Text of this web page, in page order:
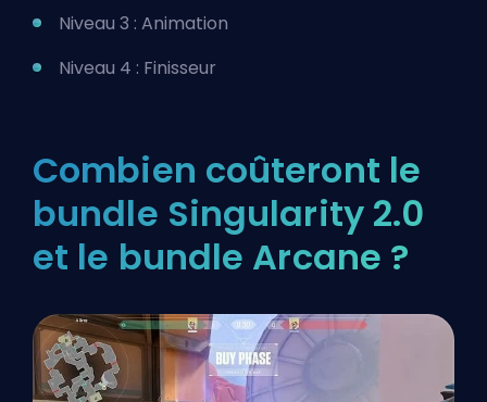
Niveau 3 : Animation
Niveau 4 : Finisseur
Combien coûteront le
bundle Singularity 2.0
et le bundle Arcane ?